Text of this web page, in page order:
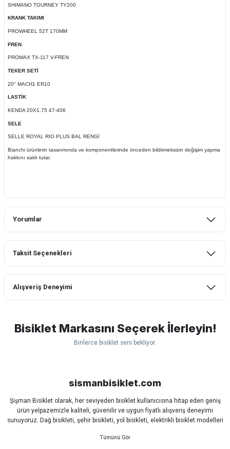
SHIMANO TOURNEY TY200
KRANK TAKIMI
PROWHEEL 52T 170MM
FREN
PROMAX TX-117 V-FREN
TEKER SETİ
20" MACH1 ER10
LASTİK
KENDA 20X1.75 47-406
SELE
SELLE ROYAL RIO PLUS BAL RENGİ
Bianchi ürünlerin tasarımında ve komponentlerinde önceden bildirmeksizin değişim yapma
hakkını saklı tutar.
Yorumlar
Taksit Seçenekleri
Alışveriş Deneyimi
lastik yanak kısmından 3cm yarıldı ama
normal sürüşe uygun
Bahriye Akay Tan | 21/07/2026
Siparişim problemsiz geldi teşekkürler.
Bisiklet Markasını Seçerek İlerleyin!
Binlerce bisiklet seni bekliyor.
sismanbisiklet.com
Şişman Bisiklet olarak, her seviyeden bisiklet kullanıcısına hitap eden geniş
ürün yelpazemizle kaliteli, güvenilir ve uygun fiyatlı alışveriş deneyimi
sunuyoruz. Dağ bisikleti, şehir bisikleti, yol bisikleti, elektrikli bisiklet modelleri
Sürüş keyfinizi artırmak için dünyanın önde gelen markalarına ait bisiklet